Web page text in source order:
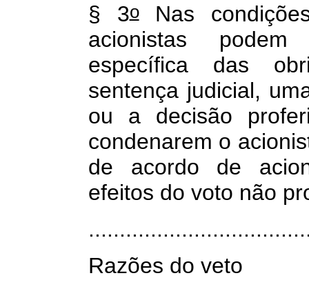
§ 3oNas
acionistas
específica das
sentença judicial,
ou a decisão
condenarem o
de acordo de
efeitos do voto não
Razões do veto